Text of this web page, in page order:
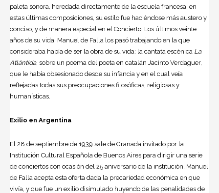
paleta sonora, heredada directamente de la escuela francesa, en
estas últimas composiciones, su estilo fue haciéndose más austero y
conciso, y de manera especial en el Concierto. Los últimos veinte
años de su vida, Manuel de Falla los pasó trabajando en la que
consideraba había de ser la obra de su vida: la cantata escénica La
Atlántida, sobre un poema del poeta en catalán Jacinto Verdaguer,
que le había obsesionado desde su infancia y en el cual veía
reflejadas todas sus preocupaciones filosóficas, religiosas y
humanísticas.
Exilio en Argentina
El 28 de septiembre de 1939 sale de Granada invitado por la
Institución Cultural Española de Buenos Aires para dirigir una serie
de conciertos con ocasión del 25 aniversario de la institución. Manuel
de Falla acepta esta oferta dada la precariedad económica en que
vivía, y que fue un exilio disimulado huyendo de las penalidades de